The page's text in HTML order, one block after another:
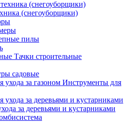
(снегоуборщики)
пилы
Тачки строительные
садовые
Инструменты для
за деревьями и кустарниками